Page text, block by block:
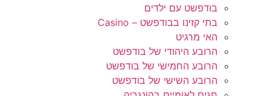
בודפשט עם ילדים
בתי קזינו בבודפשט – Casino
האי מרגיט
הרובע היהודי של בודפשט
הרובע החמישי של בודפשט
הרובע השישי של בודפשט